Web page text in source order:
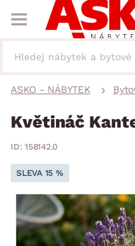
ASKO - NÁBYTEK
Květináč
ID: 158142.0
SLEVA 15 %